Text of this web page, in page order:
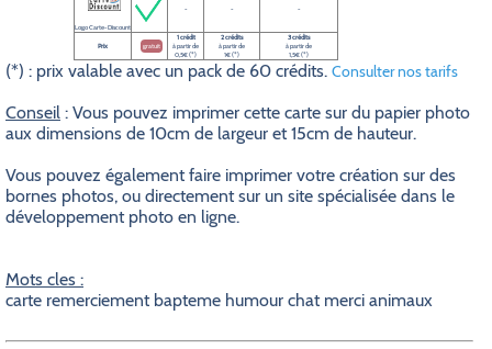
Logo Carte-Discount
- - -
Prix gratuit
1 crédit
à partir de
0,5€ (*)
2 crédits
à partir de
1€ (*)
3 crédits
à partir de
1,5€ (*)
(*) : prix valable avec un pack de 60 crédits. Consulter nos tarifs
Conseil : Vous pouvez imprimer cette carte sur du papier photo
aux dimensions de 10cm de largeur et 15cm de hauteur.
Vous pouvez également faire imprimer votre création sur des
bornes photos, ou directement sur un site spécialisée dans le
développement photo en ligne.
Mots cles :
carte remerciement bapteme humour chat merci animaux